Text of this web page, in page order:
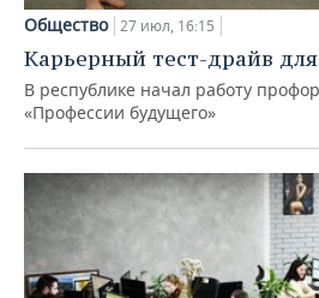
Общество 27 июл, 16:15
Карьерный тест-драйв
В республике начал работу
«Профессии будущего»